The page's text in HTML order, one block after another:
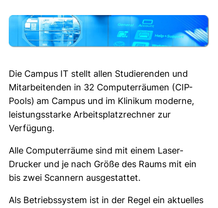
Die Campus IT stellt allen Studierenden und
Mitarbeitenden in 32 Computerräumen (CIP-
Pools) am Campus und im Klinikum moderne,
leistungsstarke Arbeitsplatzrechner zur
Verfügung.
Alle Computerräume sind mit einem Laser-
Drucker und je nach Größe des Raums mit ein
bis zwei Scannern ausgestattet.
Als Betriebssystem ist in der Regel ein aktuelles